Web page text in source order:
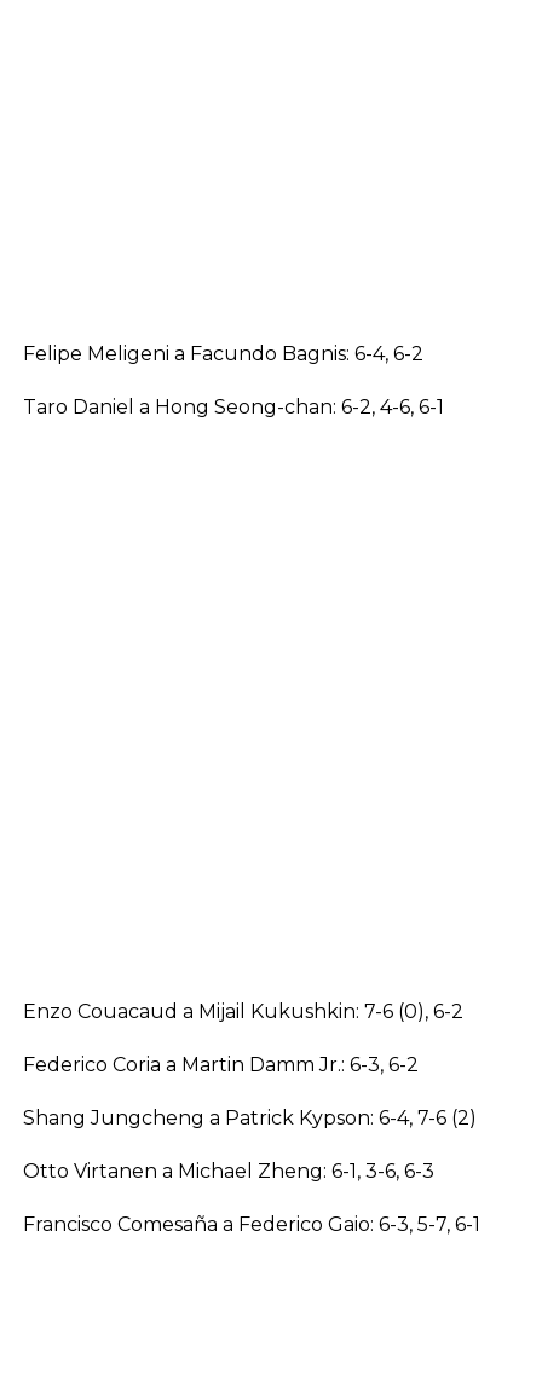
Felipe Meligeni a Facundo Bagnis: 6-4, 6-2
Taro Daniel a Hong Seong-chan: 6-2, 4-6, 6-1
Enzo Couacaud a Mijail Kukushkin: 7-6 (0), 6-2
Federico Coria a Martin Damm Jr.: 6-3, 6-2
Shang Jungcheng a Patrick Kypson: 6-4, 7-6 (2)
Otto Virtanen a Michael Zheng: 6-1, 3-6, 6-3
Francisco Comesaña a Federico Gaio: 6-3, 5-7, 6-1